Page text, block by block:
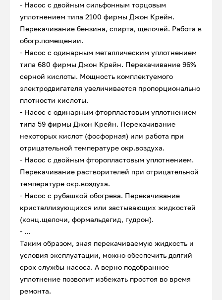
- Насос с двойным сильфонным торцовым
уплотнением типа 2100 фирмы Джон Крейн.
Перекачивание бензина, спирта, щелочей. Работа в
обогр.помещении.
- Насос с одинарным металлическим уплотнением
типа 680 фирмы Джон Крейн. Перекачивание 96%
серной кислоты. Мощность комплектуемого
электродвигателя увеличивается пропорционально
плотности кислоты.
- Насос с одинарным фторпластовым уплотнением
типа 59 фирмы Джон Крейн. Перекачивание
некоторых кислот (фосфорная) или работа при
отрицательной температуре окр.воздуха.
- Насос с двойным фторопластовым уплотнением.
Перекачивание растворителей при отрицательной
температуре окр.воздуха.
- Насос с рубашкой обогрева. Перекачивание
кристаллизующихся или застывающих жидкостей
(конц.щелочи, формальдегид, гудрон).
- ...
Таким образом, зная перекачиваемую жидкость и
условия эксплуатации, можно обеспечить долгий
срок службы насоса. А верно подобранное
уплотнение позволит избежать простоя во время
ремонта.